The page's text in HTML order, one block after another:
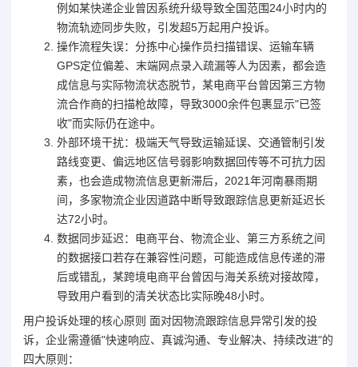
例如某快递企业曾因系统升级导致全国范围24小时内的
物流轨迹同步失败，引发超5万起用户投诉。
操作流程失误：分拣中心操作员扫描错误、运输车辆
GPS定位偏差、末端网点录入疏漏等人为因素，都会造
成信息与实际物流状态脱节，某电商平台曾因第三方物
流合作商的扫描枪故障，导致3000余件包裹显示"已签
收"而实际仍在途中。
外部环境干扰：极端天气导致运输延误、交通管制引发
路线变更、偏远地区信号弱影响数据回传等不可抗力因
素，也会造成物流信息更新滞后，2021年河南暴雨期
间，多家物流企业因道路中断导致跟踪信息更新延迟长
达72小时。
数据同步延迟：电商平台、物流企业、第三方系统之间
的数据接口若存在兼容性问题，可能造成信息传递的滞
后或错乱，某跨境电商平台曾因与海关系统对接故障，
导致用户看到的清关状态比实际晚48小时。
用户投诉处理的核心原则 面对因物流跟踪信息异常引发的投
诉，企业需遵循"快速响应、真诚沟通、专业解决、持续改进"的
四大原则：